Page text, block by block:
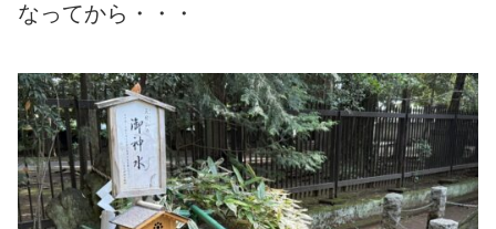
なってから・・・